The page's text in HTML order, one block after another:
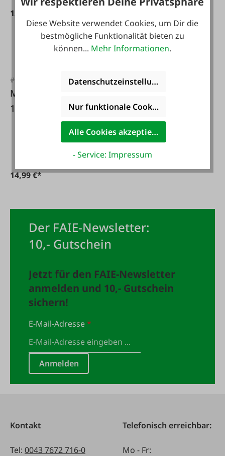
12,50 €*
#FA126913
Mäusegitter 60 x
100cm, MW 6 mm
14,99 €*
Der FAIE-Newsletter:
10,- Gutschein
Jetzt für den FAIE-Newsletter
anmelden und 10,- Gutschein
sichern!
E-Mail-Adresse*
Anmelden
Kontakt
Tel: 0043 7672 716-0
Telefonisch erreichbar:
Mo - Fr:
Diese Website verwendet Cookies, um Dir die
bestmögliche Funktionalität bieten zu
können... Mehr Informationen.
Datenschutzeinstellungen
Nur funktionale Cookies akzeptieren
Alle Cookies akzeptieren
- Service: Impressum